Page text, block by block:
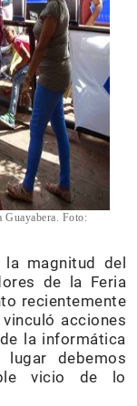
Guayabera. Foto:
magnitud del
de la Feria
recientemente
acciones
la informática
debemos
vicio de lo